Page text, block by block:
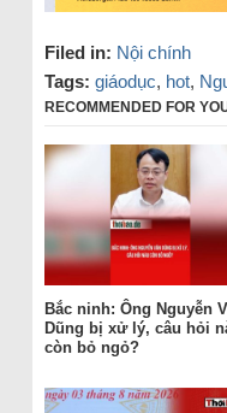
Filed in: Nội chính
Tags: giáodục, hot,
RECOMMENDED FOR
Bắc ninh: Ông Nguyễn
Dũng bị xử lý, câu hỏi
còn bỏ ngỏ?